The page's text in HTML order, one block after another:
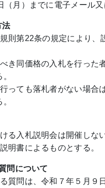
（月）までに電子メール
法
規則第22条の規定により
べき同価格の入札を行っ
行っても落札者がない場
る入札説明会は開催しな
明書によるものとする。
問について
質問は、令和７年５月９